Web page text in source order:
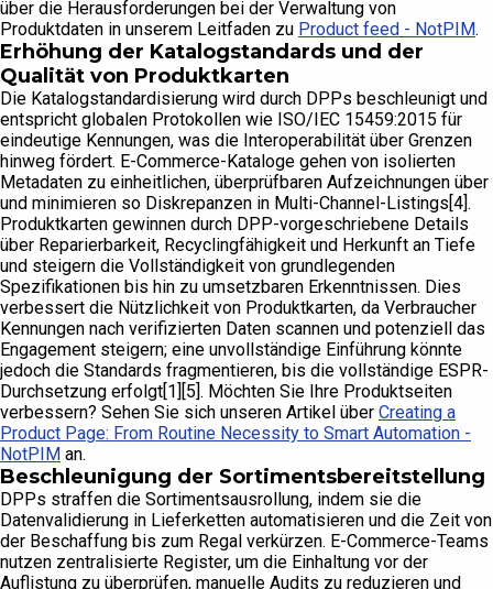
über die Herausforderungen bei der Verwaltung von
Produktdaten in unserem Leitfaden zu Product feed - NotPIM.
Erhöhung der Katalogstandards und der
Qualität von Produktkarten
Die Katalogstandardisierung wird durch DPPs beschleunigt und
entspricht globalen Protokollen wie ISO/IEC 15459:2015 für
eindeutige Kennungen, was die Interoperabilität über Grenzen
hinweg fördert. E-Commerce-Kataloge gehen von isolierten
Metadaten zu einheitlichen, überprüfbaren Aufzeichnungen über
und minimieren so Diskrepanzen in Multi-Channel-Listings[4].
Produktkarten gewinnen durch DPP-vorgeschriebene Details
über Reparierbarkeit, Recyclingfähigkeit und Herkunft an Tiefe
und steigern die Vollständigkeit von grundlegenden
Spezifikationen bis hin zu umsetzbaren Erkenntnissen. Dies
verbessert die Nützlichkeit von Produktkarten, da Verbraucher
Kennungen nach verifizierten Daten scannen und potenziell das
Engagement steigern; eine unvollständige Einführung könnte
jedoch die Standards fragmentieren, bis die vollständige ESPR-
Durchsetzung erfolgt[1][5]. Möchten Sie Ihre Produktseiten
verbessern? Sehen Sie sich unseren Artikel über Creating a
Product Page: From Routine Necessity to Smart Automation -
NotPIM an.
Beschleunigung der Sortimentsbereitstellung
DPPs straffen die Sortimentsausrollung, indem sie die
Datenvalidierung in Lieferketten automatisieren und die Zeit von
der Beschaffung bis zum Regal verkürzen. E-Commerce-Teams
nutzen zentralisierte Register, um die Einhaltung vor der
Auflistung zu überprüfen, manuelle Audits zu reduzieren und